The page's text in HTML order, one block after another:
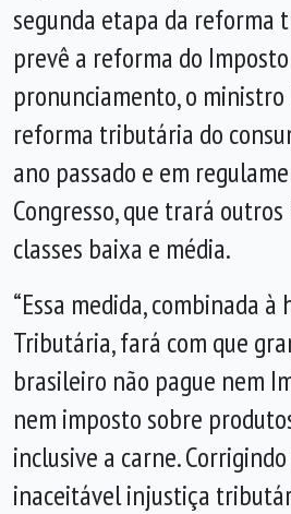
segunda etapa da reforma
prevê a reforma do
pronunciamento, o
reforma tributária do
ano passado e em
Congresso, que trará
classes baixa e média.
“Essa medida, combinada
Tributária, fará com que
brasileiro não pague nem
nem imposto sobre
inclusive a carne.
inaceitável injustiça